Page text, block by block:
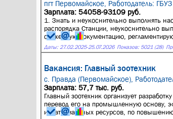
пгт Первомайское, Работодатель:
Зарплата: 54058-93109 руб.
1. Знать и неукоснительно выполнять
распорядка Станции, неукоснительно
служебную документацию,
Даты: 27.02.2025-25.07.2026 Показов: 5021 (28)
Вакансия: Главный зоотехник
с. Правда (Первомайское),
Зарплата: 57,7 тыс. руб.
Главный зоотехник организует
перевод его на промышленную основу,
и материальных ресурсов, по повышению